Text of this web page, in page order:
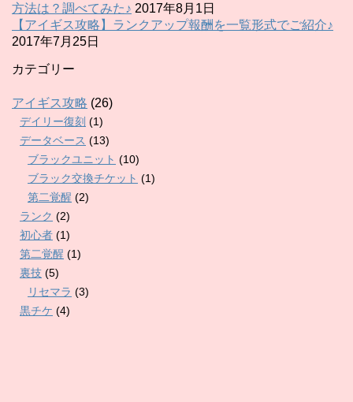
方法は？調べてみた♪ 2017年8月1日
【アイギス攻略】ランクアップ報酬を一覧形式でご紹介♪
2017年7月25日
カテゴリー
アイギス攻略 (26)
デイリー復刻 (1)
データベース (13)
ブラックユニット (10)
ブラック交換チケット (1)
第二覚醒 (2)
ランク (2)
初心者 (1)
第二覚醒 (1)
裏技 (5)
リセマラ (3)
黒チケ (4)